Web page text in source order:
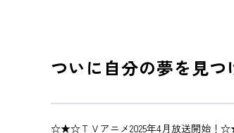
ついに自分の夢を見
☆★☆ＴＶアニメ2025年4月放送開始